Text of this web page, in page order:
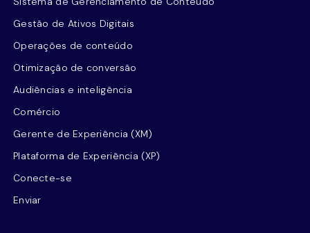
Gestão de Ativos Digitais
Operações de conteúdo
Otimização de conversão
Audiências e inteligência
Comércio
Gerente de Experiência (XM)
Plataforma de Experiência (XP)
Conecte-se
Enviar